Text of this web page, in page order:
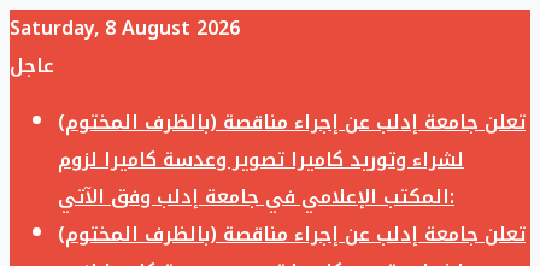
Saturday, 8 August 2026
عاجل
تعلن جامعة إدلب عن إجراء مناقصة (بالظرف المختوم)
لشراء وتوريد كاميرا تصوير وعدسة كاميرا لزوم
المكتب الإعلامي في جامعة إدلب وفق الآتي:
تعلن جامعة إدلب عن إجراء مناقصة (بالظرف المختوم)